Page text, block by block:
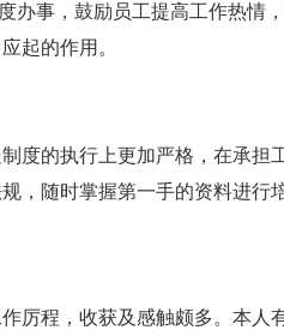
办事，鼓励员工提高工作热情
起的作用。
度的执行上更加严格，在承担
，随时掌握第一手的资料进行
厉程，收获及感触颇多。本人